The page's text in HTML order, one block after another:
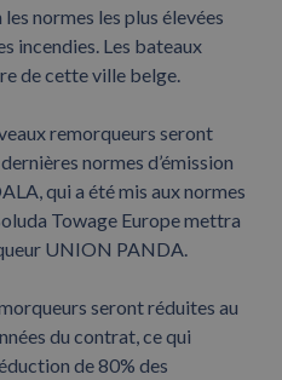
normes les plus élevées
incendies. Les bateaux
de cette ville belge.
remorqueurs seront
normes d’émission
qui a été mis aux normes
Towage Europe mettra
UNION PANDA.
seront réduites au
du contrat, ce qui
de 80% des